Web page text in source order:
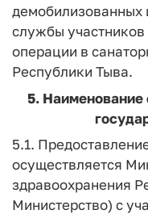
демобилизованных
службы
операции в
Республики Тыва.
5. Наименование
5.1.
осуществляется
здравоохранения
Министерство) с